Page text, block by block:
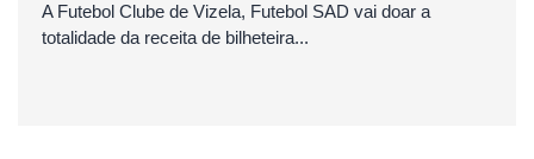
A Futebol Clube de Vizela, Futebol SAD vai doar a
totalidade da receita de bilheteira...